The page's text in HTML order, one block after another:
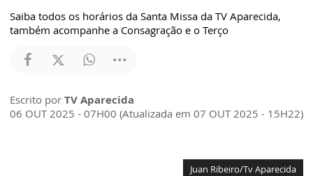
Saiba todos os horários da Santa Missa da TV Aparecida,
também acompanhe a Consagração e o Terço
Escrito por TV Aparecida
06 OUT 2025 - 07H00 (Atualizada em 07 OUT 2025 - 15H22)
Juan Ribeiro/Tv Aparecida